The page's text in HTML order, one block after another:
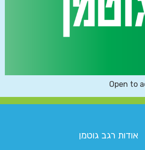
Open to
אודות רגב גוטמן